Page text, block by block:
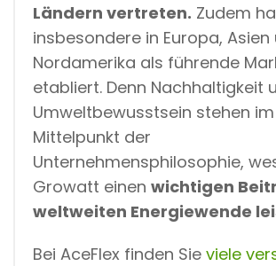
Ländern vertreten. Zudem
insbesondere in Europa, Asien
Nordamerika als führende
etabliert. Denn Nachhaltigkeit
Umweltbewusstsein stehen im
Mittelpunkt der
Unternehmensphilosophie,
Growatt einen wichtigen
weltweiten Energiewende
Bei AceFlex finden Sie viele